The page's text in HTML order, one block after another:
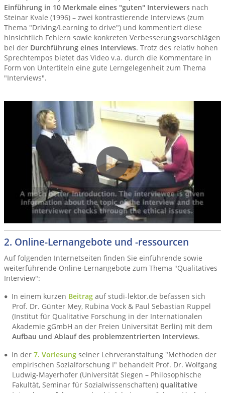
Einführung in 10 Merkmale eines "guten" Interviewers nach
Steinar Kvale (1996) – zwei kontrastierende Interviews (zum
Thema "Driving/Learning to drive") und kommentiert diese
hinsichtlich Fehlern sowie konkreten Verbesserungsvorschlägen
bei der Durchführung eines Interviews. Trotz des relativ hohen
Sprechtempos bietet das Video v.a. durch die Kommentare in
Form von Untertiteln eine gute Lerngelegenheit zum Thema
"Interviews".
2. Online-Lernangebote und -ressourcen
Auf folgenden Internetseiten finden Sie einführende sowie
weiterführende Online-Lernangebote zum Thema "Qualitatives
Interview":
In einem kurzen Beitragauf studi-lektor.de befassen sich
Prof. Dr. Günter Mey, Rubina Vock & Paul Sebastian Ruppel
(Institut für Qualitative Forschung in der Internationalen
Akademie gGmbH an der Freien Universität Berlin) mit dem
Aufbau und Ablauf des problemzentrierten Interviews.
In der7. Vorlesung seiner Lehrveranstaltung "Methoden der
empirischen Sozialforschung I" behandelt Prof. Dr. Wolfgang
Ludwig-Mayerhofer (Universität Siegen – Philosophische
Fakultät, Seminar für Sozialwissenschaften) qualitative